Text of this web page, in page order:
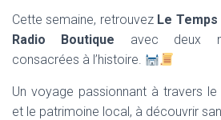
Cette semaine, retrouvez Le
Radio Boutique avec deux
consacrées à l’histoire.
Un voyage passionnant à travers
et le patrimoine local, à découvrir